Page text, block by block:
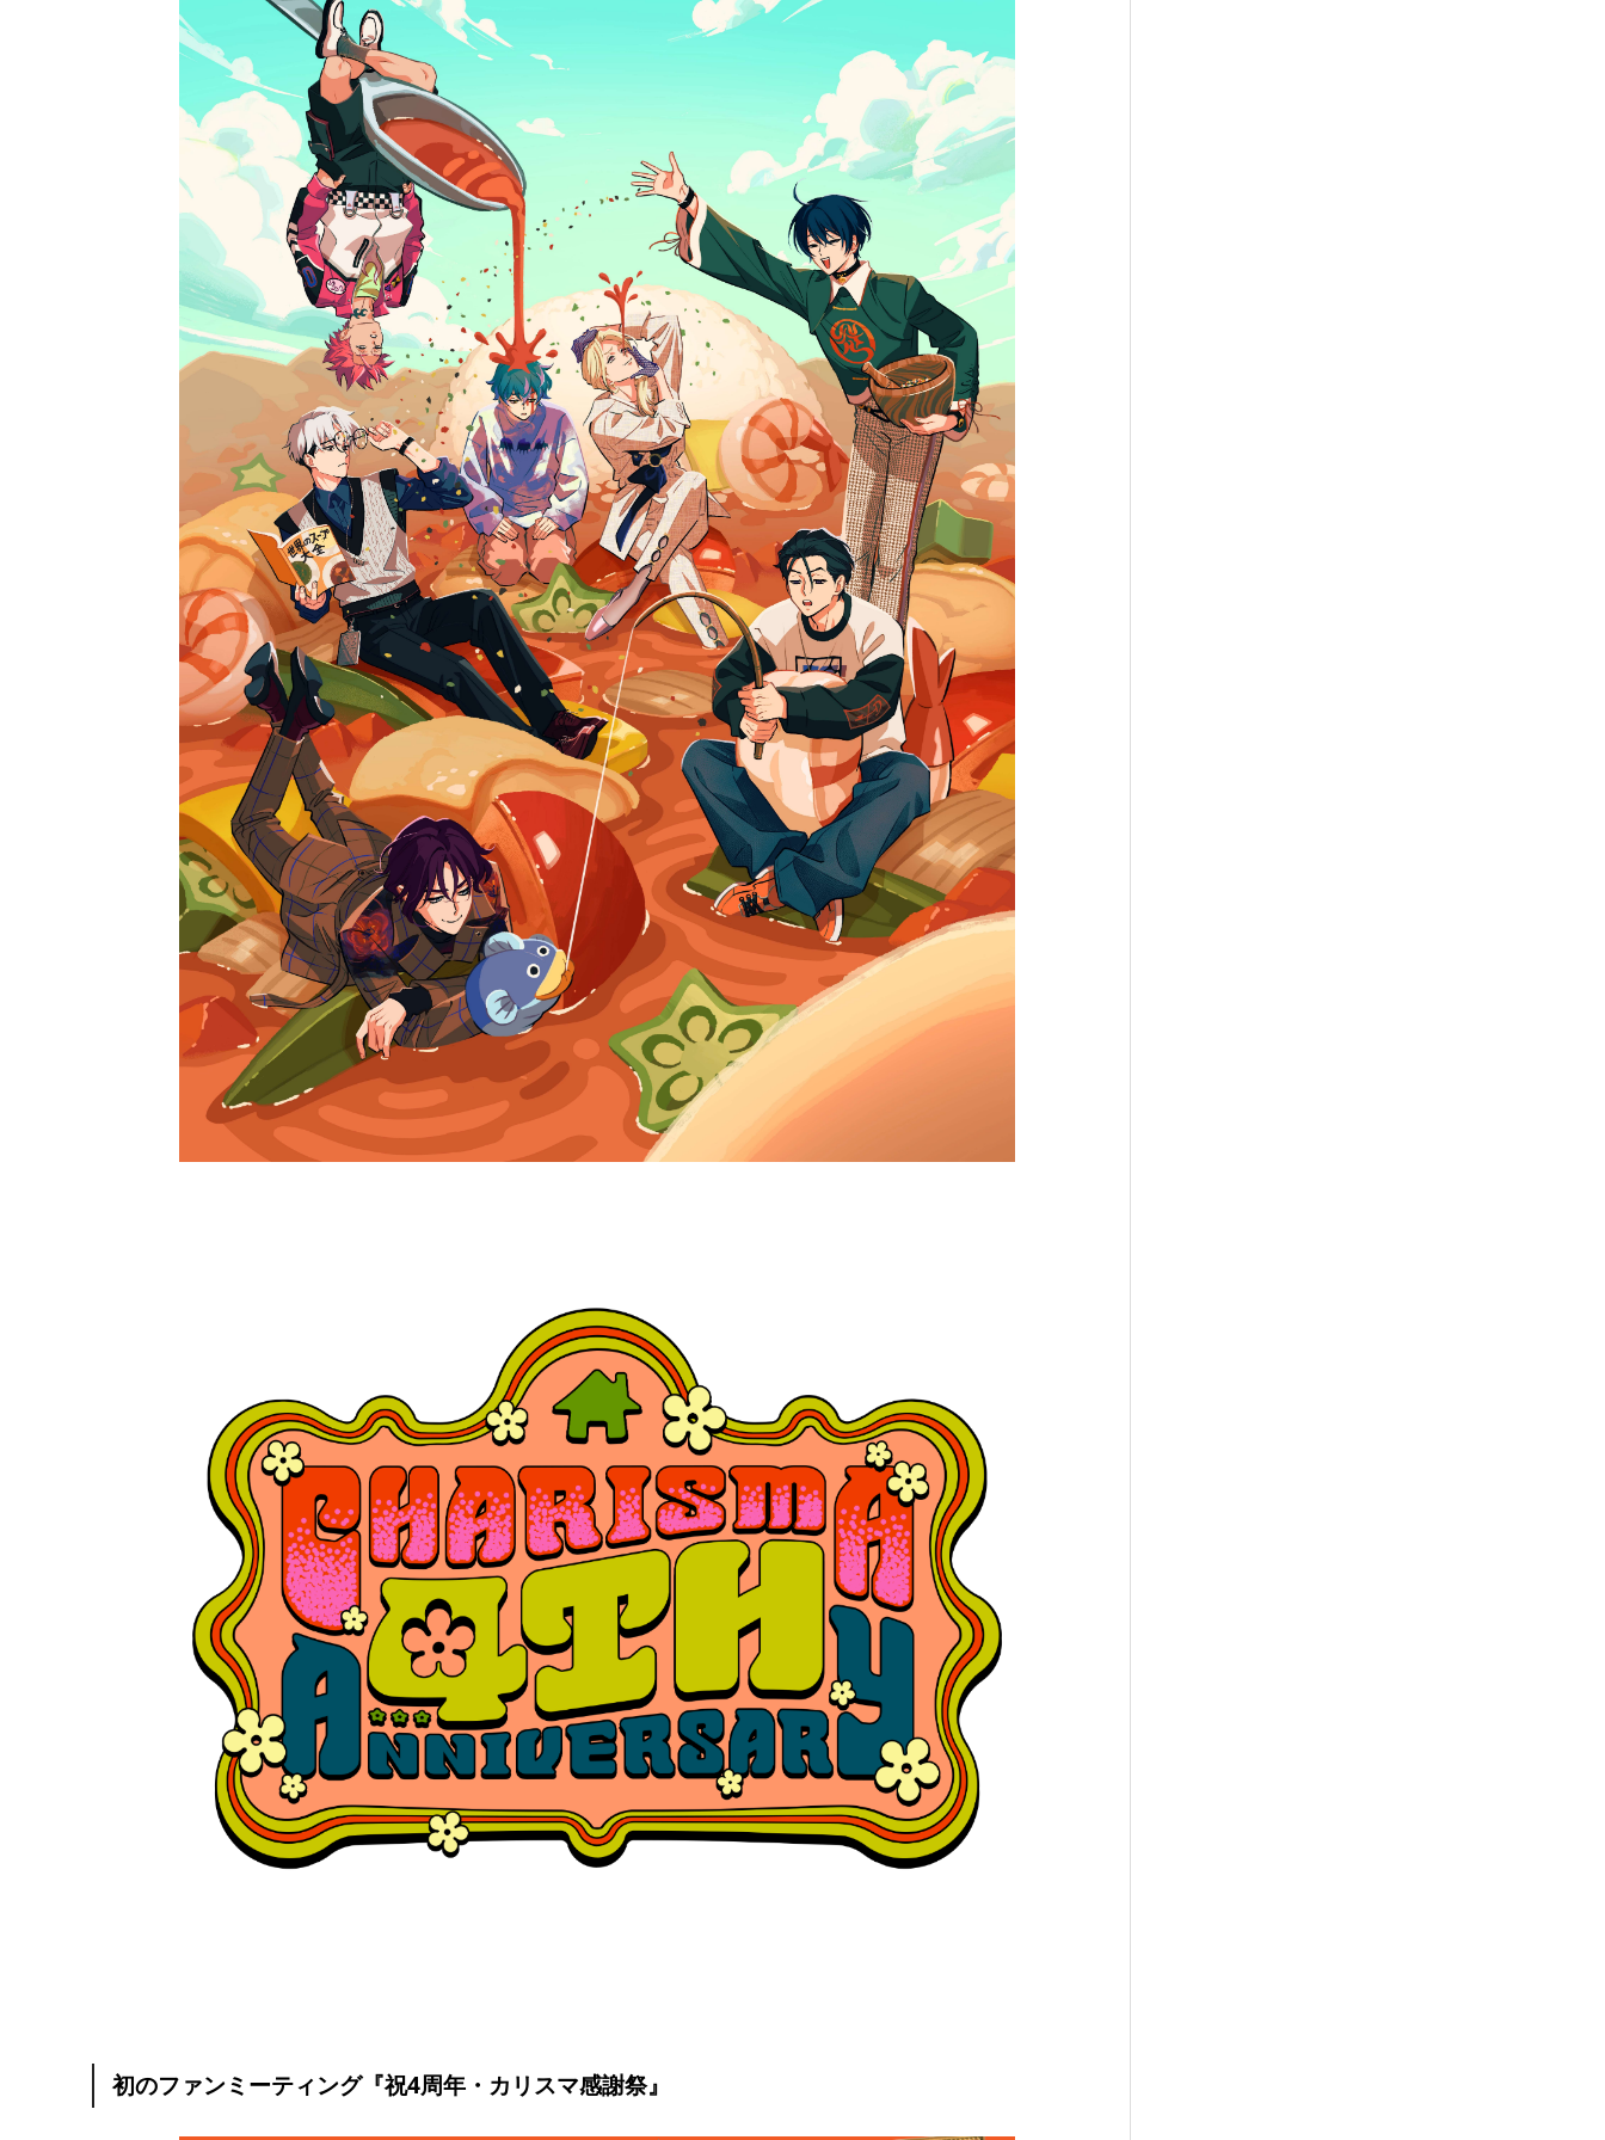
初のファンミーティング『祝4周年・カリスマ感謝祭』